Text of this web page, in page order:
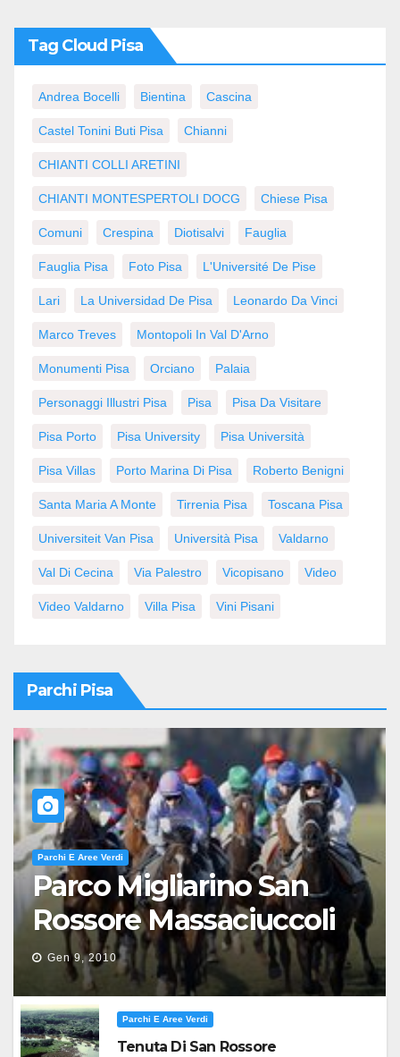
Tag Cloud Pisa
Andrea Bocelli Bientina Cascina
Castel Tonini Buti Pisa Chianni
CHIANTI COLLI ARETINI
CHIANTI MONTESPERTOLI DOCG Chiese Pisa
Comuni Crespina Diotisalvi Fauglia
Fauglia Pisa Foto Pisa L'Université De Pise
Lari La Universidad De Pisa Leonardo Da Vinci
Marco Treves Montopoli In Val D'Arno
Monumenti Pisa Orciano Palaia
Personaggi Illustri Pisa Pisa Pisa Da Visitare
Pisa Porto Pisa University Pisa Università
Pisa Villas Porto Marina Di Pisa Roberto Benigni
Santa Maria A Monte Tirrenia Pisa Toscana Pisa
Universiteit Van Pisa Università Pisa Valdarno
Val Di Cecina Via Palestro Vicopisano Video
Video Valdarno Villa Pisa Vini Pisani
Parchi Pisa
Parchi E Aree Verdi
Parco Migliarino San
Rossore Massaciuccoli
Gen 9, 2010
Parchi E Aree Verdi
Tenuta Di San Rossore